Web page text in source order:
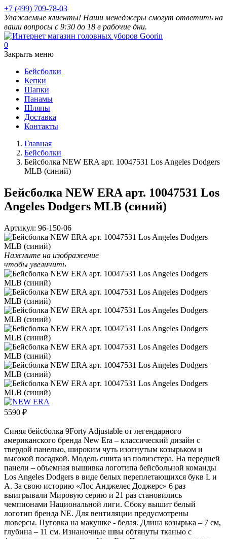
+7 (499) 709-78-03
Уважаемые клиенты! Наши менеджеры смогут ответить на
ваши вопросы с 9:30 до 18 в рабочие дни.
0
Закрыть меню
Бейсболки
Кепки
Шапки
Панамы
Шляпы
Доставка
Контакты
Главная
Бейсболки
Бейсболка NEW ERA арт. 10047531 Los Angeles Dodgers
MLB (синий)
Бейсболка NEW ERA арт. 10047531 Los
Angeles Dodgers MLB (синий)
Артикул: 96-150-06
Нажмите на изображение
чтобы увеличить
5590 ₽
Синяя бейсболка 9Forty Adjustable от легендарного
американского бренда New Era – классический дизайн с
твердой панелью, широким чуть изогнутым козырьком и
высокой посадкой. Модель сшита из полиэстера. На передней
панели – объемная вышивка логотипа бейсбольной команды
Los Angeles Dodgers в виде белых переплетающихся букв L и
A. За свою историю «Лос Анджелес Доджерс» 6 раз
выигрывали Мировую серию и 21 раз становились
чемпионами Национальной лиги. Сбоку вышит белый
логотип бренда NE. Для вентиляции предусмотрены
люверсы. Пуговка на макушке - белая. Длина козырька – 7 см,
глубина – 11 см. Изнаночные швы обтянуты тканью с